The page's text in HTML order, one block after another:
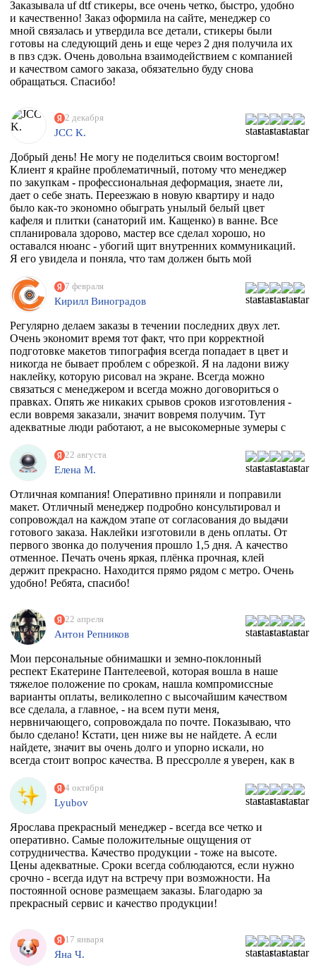
Заказывала uf dtf стикеры, все очень четко, быстро, удобно
и качественно! Заказ оформила на сайте, менеджер со
мной связалась и утвердила все детали, стикеры были
готовы на следующий день и еще через 2 дня получила их
в пвз сдэк. Очень довольна взаимодействием с компанией
и качеством самого заказа, обязательно буду снова
обращаться. Спасибо!
2 декабря
JCC K.
Добрый день! Не могу не поделиться своим восторгом!
Клиент я крайне проблематичный, потому что менеджер
по закупкам - профессиональная деформация, знаете ли,
дает о себе знать. Переезжаю в новую квартиру и надо
было как-то экономно обыграть унылый белый цвет
кафеля и плитки (санаторий им. Кащенко) в ванне. Все
спланировала здорово, мастер все сделал хорошо, но
оставался нюанс - убогий щит внутренних коммуникаций.
Я его увидела и поняла, что там должен быть мой
фирму, которая может это сделать. Разумеется их нет, в
моем случае, потому что наклейка должна была быть
водостойкая, под мой размер и еще по моему макету,
учитывая, что типографии не работают поштучно))
Перерыла весь инет, разговаривала даже с фирмой из
Ростова, как говорится "и там послали". И тут наткнулась
на эту организацию! Знала, что 100% откажут, но
надежда, как говорится, живее всех живых. Заказ
приняли, менеджер Ярослава всегда была на связи и
отвечала на все вопросы, напечатали наклейку за сутки
после получения макета. Мой визит в типографию
отдельная история - абсолютно потрясающая атмосфера и
люди!!!! Позитив сквозит даже от станков!
РЕКОМЕНДУЮ ВСЕМИ ФИБРАМИ ДУШИ!
7 февраля
Кирилл Виноградов
Регулярно делаем заказы в течении последних двух лет.
Очень экономит время тот факт, что при корректной
подготовке макетов типография всегда попадает в цвет и
никогда не бывает проблем с обрезкой. Я на ладони вижу
наклейку, которую рисовал на экране. Всегда можно
связаться с менеджером и всегда можно договориться о
правках. Опять же никаких срывов сроков изготовления -
если вовремя заказали, значит вовремя получим. Тут
адекватные люди работают, а не высокомерные зумеры с
22 августа
Елена М.
Отличная компания! Оперативно приняли и поправили
макет. Отличный менеджер подробно консультировал и
сопровождал на каждом этапе от согласования до выдачи
готового заказа. Наклейки изготовили в день оплаты. От
первого звонка до получения прошло 1,5 дня. А качество
отменное. Печать очень яркая, плёнка прочная, клей
держит прекрасно. Находится прямо рядом с метро. Очень
удобно! Ребята, спасибо!
22 апреля
Антон Репников
Мои персональные обнимашки и земно-поклонный
респект Екатерине Пантелеевой, которая вошла в наше
тяжелое положение по срокам, нашла компромиссные
варианты оплаты, великолепно с высочайшим качеством
все сделала, а главное, - на всем пути меня,
нервничающего, сопровождала по почте. Показываю, что
было сделано! Кстати, цен ниже вы не найдете. А если
найдете, значит вы очень долго и упорно искали, но
всегда стоит вопрос качества. В прессролле я уверен, как в
4 октября
Lyubov
Ярослава прекрасный менеджер - всегда все четко и
оперативно. Самые положительные ощущения от
сотрудничества. Качество продукции - тоже на высоте.
Цены адекватные. Сроки всегда соблюдаются, если нужно
срочно - всегда идут на встречу при возможности. На
постоянной основе размещаем заказы. Благодарю за
прекрасный сервис и качество продукции!
17 января
Яна Ч.